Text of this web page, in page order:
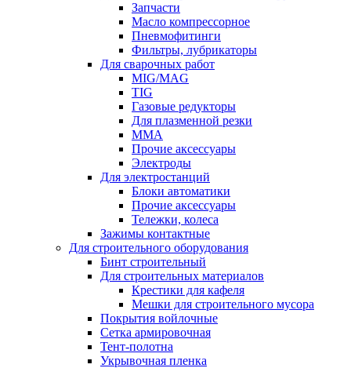
Запчасти
Масло компрессорное
Пневмофитинги
Фильтры, лубрикаторы
Для сварочных работ
MIG/MAG
TIG
Газовые редукторы
Для плазменной резки
ММА
Прочие аксессуары
Электроды
Для электростанций
Блоки автоматики
Прочие аксессуары
Тележки, колеса
Зажимы контактные
Для строительного оборудования
Бинт строительный
Для строительных материалов
Крестики для кафеля
Мешки для строительного мусора
Покрытия войлочные
Сетка армировочная
Тент-полотна
Укрывочная пленка